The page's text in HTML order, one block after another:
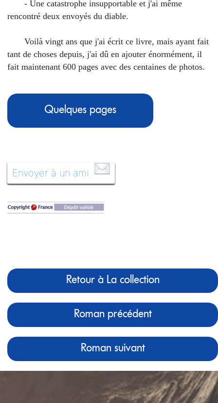
- Une catastrophe insupportable et j'ai même
rencontré deux envoyés du diable.
Voilà vingt ans que j'ai écrit ce livre, mais ayant fait
tant de choses depuis, j'ai dû en ajouter énormément, il
fait maintenant 600 pages avec des centaines de photos.
Quelques pages
Envoyer à un ami
Retour à La collection
Roman précédent
Roman suivant